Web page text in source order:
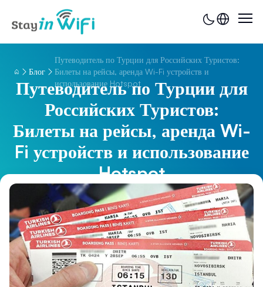
Блог
Путеводитель по Турции для Российских Туристов:
Билеты на рейсы, аренда Wi-Fi устройств и
использование Hotspot
Путеводитель по Турции для
Российских Туристов:
Билеты на рейсы, аренда Wi-
Fi устройств и использование
Hotspot
0 секунд назад